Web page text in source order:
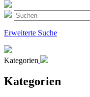
Erweiterte Suche
Kategorien
Kategorien